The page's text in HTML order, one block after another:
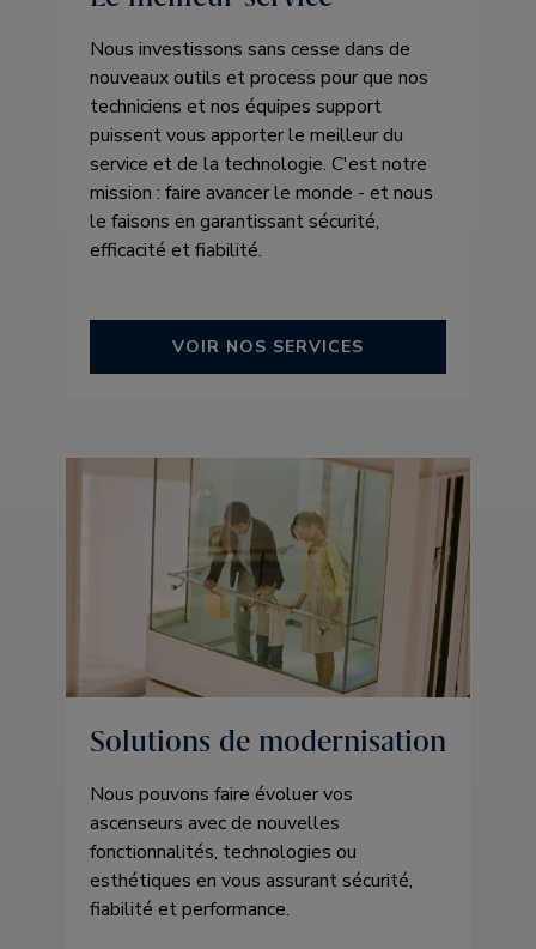
Nous investissons sans cesse dans de
nouveaux outils et process pour que nos
techniciens et nos équipes support
puissent vous apporter le meilleur du
service et de la technologie. C'est notre
mission : faire avancer le monde - et nous
le faisons en garantissant sécurité,
efficacité et fiabilité.
VOIR NOS SERVICES
Solutions de modernisation
Nous pouvons faire évoluer vos
ascenseurs avec de nouvelles
fonctionnalités, technologies ou
esthétiques en vous assurant sécurité,
fiabilité et performance.